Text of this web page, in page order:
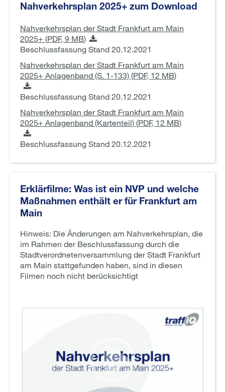
Nahverkehrsplan 2025+ zum Download
Nahverkehrsplan der Stadt Frankfurt am Main
2025+ (PDF, 9 MB)
Beschlussfassung Stand 20.12.2021
Nahverkehrsplan der Stadt Frankfurt am Main
2025+ Anlagenband (S. 1-133) (PDF, 12 MB)
Beschlussfassung Stand 20.12.2021
Nahverkehrsplan der Stadt Frankfurt am Main
2025+ Anlagenband (Kartenteil) (PDF, 12 MB)
Beschlussfassung Stand 20.12.2021
Erklärfilme: Was ist ein NVP und welche
Maßnahmen enthält er für Frankfurt am
Main
Hinweis: Die Änderungen am Nahverkehrsplan, die
im Rahmen der Beschlussfassung durch die
Stadtverordnetenversammlung der Stadt Frankfurt
am Main stattgefunden haben, sind in diesen
Filmen noch nicht berücksichtigt